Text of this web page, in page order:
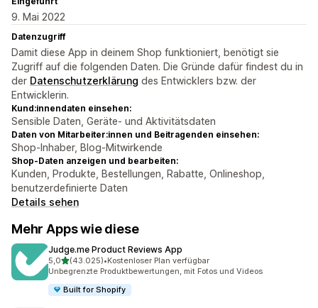
9. Mai 2022
Datenzugriff
Damit diese App in deinem Shop funktioniert, benötigt sie
Zugriff auf die folgenden Daten. Die Gründe dafür findest du in
der Datenschutzerklärung des Entwicklers bzw. der
Entwicklerin.
Kund:innendaten einsehen:
Sensible Daten, Geräte- und Aktivitätsdaten
Daten von Mitarbeiter:innen und Beitragenden einsehen:
Shop-Inhaber, Blog-Mitwirkende
Shop-Daten anzeigen und bearbeiten:
Kunden, Produkte, Bestellungen, Rabatte, Onlineshop,
benutzerdefinierte Daten
Details sehen
Mehr Apps wie diese
Judge.me Product Reviews App
5,0von 5 Sternen
(43.025)
43025 Rezensionen insgesamt
•Kostenloser Plan verfügbar
Unbegrenzte Produktbewertungen, mit Fotos und Videos
Built for Shopify